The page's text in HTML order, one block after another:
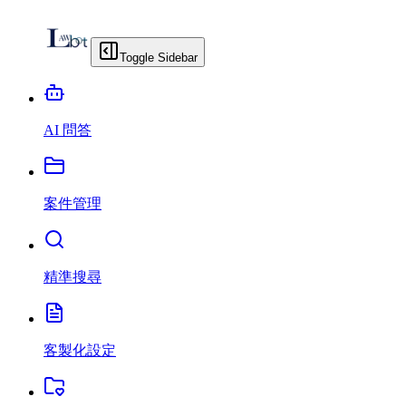
Toggle Sidebar
AI 問答
案件管理
精準搜尋
客製化設定